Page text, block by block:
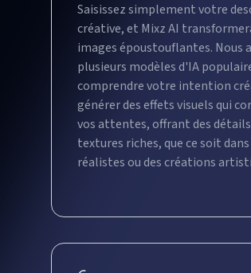
Saisissez simplement votre
créative, et Mixz AI
images époustouflantes. Nous
plusieurs modèles d'IA
comprendre votre intention
générer des effets visuels qui
vos attentes, offrant des
textures riches, que ce soit
réalistes ou des créations